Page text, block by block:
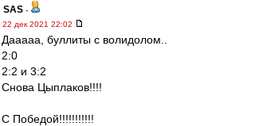
SAS -
22 дек 2021 22:02
Дааааа, буллиты с волидолом..
2:0
2:2 и 3:2
Снова Цыплаков!!!!
С Победой!!!!!!!!!!!